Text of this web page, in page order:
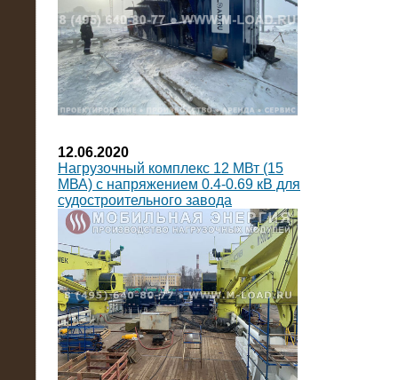
12.06.2020
Нагрузочный комплекс 12 МВт (15
МВА) с напряжением 0.4-0.69 кВ для
судостроительного завода